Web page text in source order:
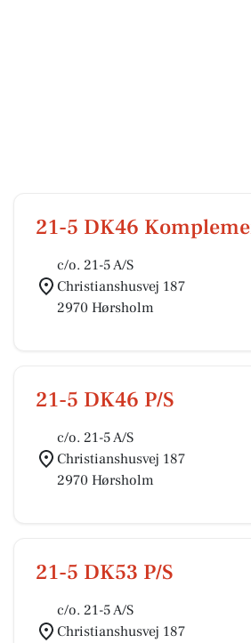
21-5 DK46
c/o. 21-5 A/S
Christianshusvej 187
2970 Hørsholm
21-5 DK46 P/S
c/o. 21-5 A/S
Christianshusvej 187
2970 Hørsholm
21-5 DK53 P/S
c/o. 21-5 A/S
Christianshusvej 187